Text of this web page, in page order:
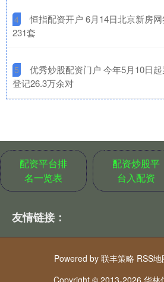
4
恒指配资开户 6月14日北京新房
231套
5
优秀炒股配资门户 今年5月10日
登记26.3万余对
配资平台排
名一览表
配资炒股平
台入配资
友情链接：
Powered by 联丰策略 RSS地